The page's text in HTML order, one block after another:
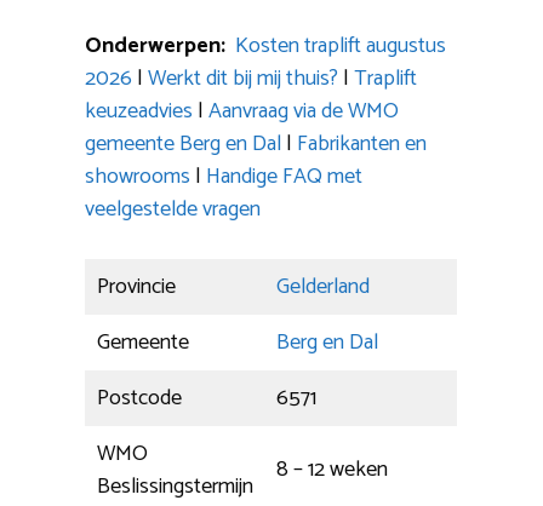
Onderwerpen: Kosten traplift augustus
2026 |Werkt dit bij mij thuis? |Traplift
keuzeadvies |Aanvraag via de WMO
gemeente Berg en Dal| Fabrikanten en
showrooms | Handige FAQ met
veelgestelde vragen
Provincie
Gelderland
Gemeente
Berg en Dal
Postcode
6571
WMO
Beslissingstermijn
8 – 12 weken